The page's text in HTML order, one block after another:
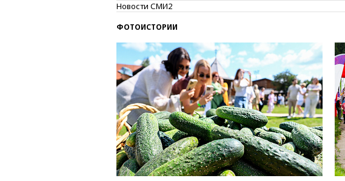
Новости СМИ2
ФОТОИСТОРИИ